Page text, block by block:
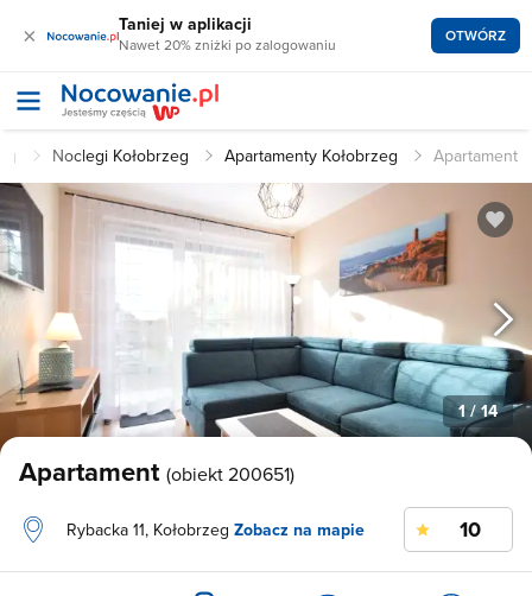
× Taniej w aplikacji
Nawet 20% zniżki po zalogowaniu OTWÓRZ
Noclegi Kołobrzeg Apartamenty Kołobrzeg Apartament
1/ 14
Apartament (obiekt 200651)
Rybacka 11, Kołobrzeg Zobacz na mapie 10